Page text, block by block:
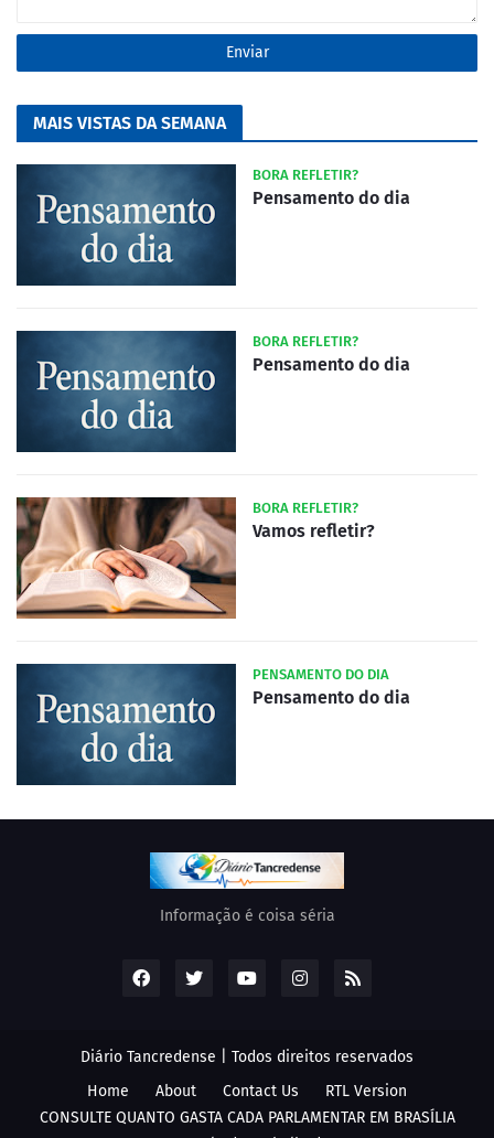
MAIS VISTAS DA SEMANA
BORA REFLETIR?
Pensamento do dia
BORA REFLETIR?
Pensamento do dia
BORA REFLETIR?
Vamos refletir?
PENSAMENTO DO DIA
Pensamento do dia
Informação é coisa séria
Diário Tancredense | Todos direitos reservados
Home
About Contact Us
RTL Version
CONSULTE QUANTO GASTA CADA PARLAMENTAR EM BRASÍLIA